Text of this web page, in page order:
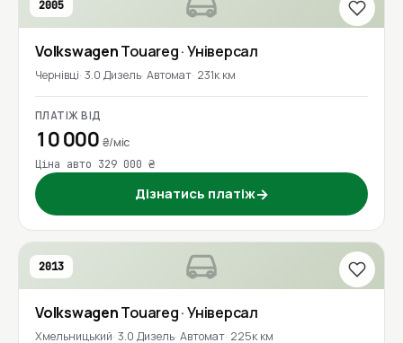
2005
VolkswagenTouareg· Універсал
Чернівці 3.0 Дизель Автомат 231к км
ПЛАТІЖ ВІД
10 000 ₴/міс
Ціна авто 329 000 ₴
Дізнатись платіж→
2013
VolkswagenTouareg· Універсал
Хмельницький 3.0 Дизель Автомат 225к км